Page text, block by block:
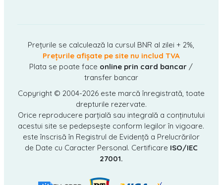
Prețurile se calculează la cursul BNR al zilei + 2%,
Prețurile afișate pe site nu includ TVA
Plata se poate face online prin card bancar /
transfer bancar
Copyright © 2004-2026 este marcă înregistrată, toate
drepturile rezervate.
Orice reproducere parțială sau integrală a conținutului
acestui site se pedepsește conform legilor în vigoare.
este înscrisă în Registrul de Evidență a Prelucrărilor
de Date cu Caracter Personal. Certificare ISO/IEC
27001.